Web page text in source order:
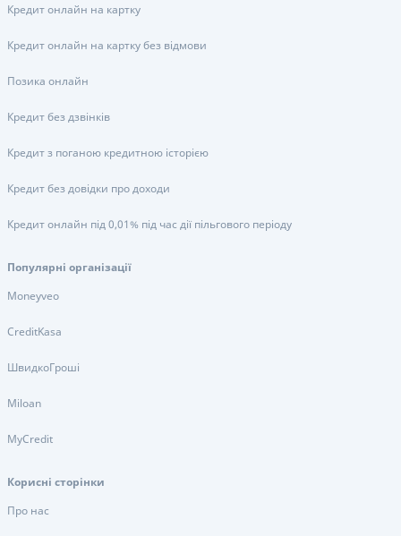
Кредит онлайн на картку
Кредит онлайн на картку без відмови
Позика онлайн
Кредит без дзвінків
Кредит з поганою кредитною історією
Кредит без довідки про доходи
Кредит онлайн під 0,01% під час дії пільгового періоду
Популярні організації
Moneyveo
CreditKasa
ШвидкоГроші
Miloan
MyCredit
Корисні сторінки
Про нас